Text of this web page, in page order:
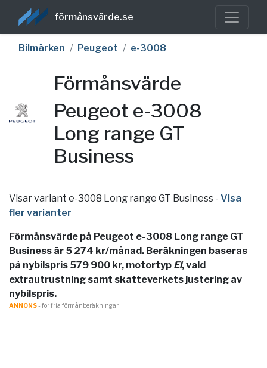
förmånsvärde.se
Bilmärken Peugeot e-3008
Förmånsvärde
Peugeot e-3008
Long range GT
Business
Visar variant e-3008 Long range GT Business - Visa
fler varianter
Förmånsvärde på Peugeot e-3008 Long range GT
Business är 5 274 kr/månad. Beräkningen baseras
på nybilspris 579 900 kr, motortyp El, vald
extrautrustning samt skatteverkets justering av
nybilspris.
ANNONS- för fria förmånberäkningar